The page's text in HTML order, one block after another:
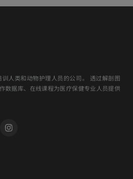
人类和动物护理人员的公司。 透过解剖图
数据库、在线课程为医疗保健专业人员提供